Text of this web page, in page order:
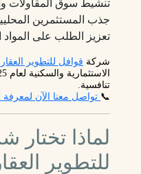
تنشيط سوق المقاولات
جذب المستثمرين
تعزيز الطلب على المواد
شركة قوافل للتطوير
تنافسية.
📞 تواصل معنا الآن
لماذا تختار
للتطوير